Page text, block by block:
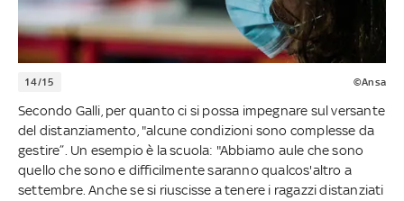
14/15 ©Ansa
Secondo Galli, per quanto ci si possa impegnare sul versante
del distanziamento, "alcune condizioni sono complesse da
gestire”. Un esempio è la scuola: "Abbiamo aule che sono
quello che sono e difficilmente saranno qualcos'altro a
settembre. Anche se si riuscisse a tenere i ragazzi distanziati